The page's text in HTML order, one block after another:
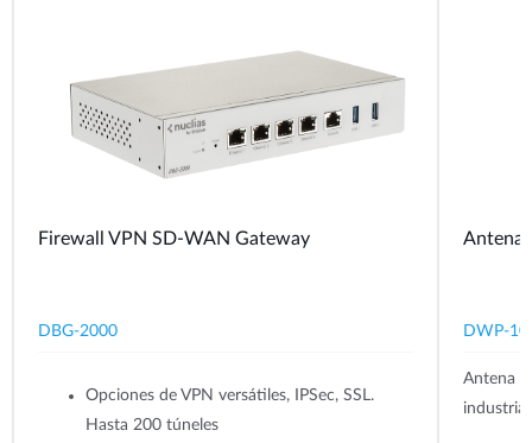
Firewall VPN SD-WAN Gateway
DBG-2000
Opciones de VPN versátiles, IPSec, SSL.
Hasta 200 túneles
Antena
DWP-
Antena